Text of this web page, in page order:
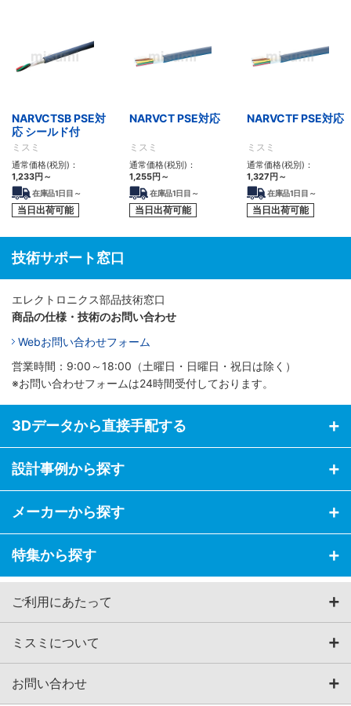
NARVCTSB PSE対
応 シールド付
ミスミ
通常価格(税別)：
1,233円 ～
在庫品1日目～
当日出荷可能
NARVCT PSE対応
ミスミ
通常価格(税別)：
1,255円 ～
在庫品1日目～
当日出荷可能
NARVCTF PSE対応
ミスミ
通常価格(税別)：
1,327 円 ～
在庫品1日目～
当日出荷可能
技術サポート窓口
エレクトロニクス部品技術窓口
商品の仕様・技術のお問い合わせ
Webお問い合わせフォーム
営業時間：9:00～18:00（土曜日・日曜日・祝日は除く）
※お問い合わせフォームは24時間受付しております。
3Dデータから直接手配する
設計事例から探す
メーカーから探す
特集から探す
ご利用にあたって
ミスミについて
お問い合わせ